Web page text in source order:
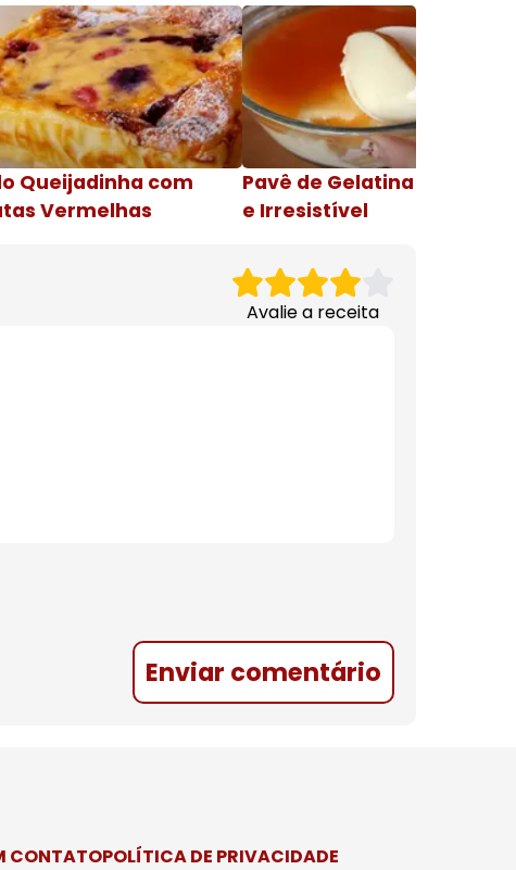
Queijadinha com
Vermelhas
Pavê de Gelatina Cremosa
e Irresistível
Avalie a receita
Enviar comentário
CONTATOPOLÍTICA DE PRIVACIDADE